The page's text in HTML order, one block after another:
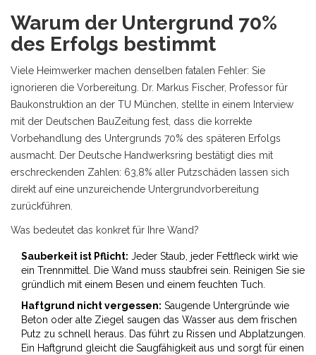
Warum der Untergrund 70%
des Erfolgs bestimmt
Viele Heimwerker machen denselben fatalen Fehler: Sie
ignorieren die Vorbereitung. Dr. Markus Fischer, Professor für
Baukonstruktion an der TU München, stellte in einem Interview
mit der Deutschen BauZeitung fest, dass die korrekte
Vorbehandlung des Untergrunds 70% des späteren Erfolgs
ausmacht. Der Deutsche Handwerksring bestätigt dies mit
erschreckenden Zahlen: 63,8% aller Putzschäden lassen sich
direkt auf eine unzureichende Untergrundvorbereitung
zurückführen.
Was bedeutet das konkret für Ihre Wand?
Sauberkeit ist Pflicht: Jeder Staub, jeder Fettfleck wirkt wie
ein Trennmittel. Die Wand muss staubfrei sein. Reinigen Sie sie
gründlich mit einem Besen und einem feuchten Tuch.
Haftgrund nicht vergessen: Saugende Untergründe wie
Beton oder alte Ziegel saugen das Wasser aus dem frischen
Putz zu schnell heraus. Das führt zu Rissen und Abplatzungen.
Ein Haftgrund gleicht die Saugfähigkeit aus und sorgt für einen